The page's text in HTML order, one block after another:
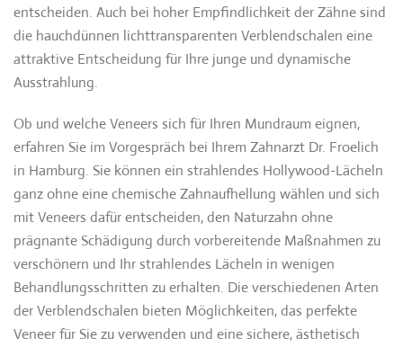
entscheiden. Auch bei hoher Empfindlichkeit der Zähne sind
die hauchdünnen lichttransparenten Verblendschalen eine
attraktive Entscheidung für Ihre junge und dynamische
Ausstrahlung.
Ob und welche Veneers sich für Ihren Mundraum eignen,
erfahren Sie im Vorgespräch bei Ihrem Zahnarzt Dr. Froelich
in Hamburg. Sie können ein strahlendes Hollywood-Lächeln
ganz ohne eine chemische Zahnaufhellung wählen und sich
mit Veneers dafür entscheiden, den Naturzahn ohne
prägnante Schädigung durch vorbereitende Maßnahmen zu
verschönern und Ihr strahlendes Lächeln in wenigen
Behandlungsschritten zu erhalten. Die verschiedenen Arten
der Verblendschalen bieten Möglichkeiten, das perfekte
Veneer für Sie zu verwenden und eine sichere, ästhetisch